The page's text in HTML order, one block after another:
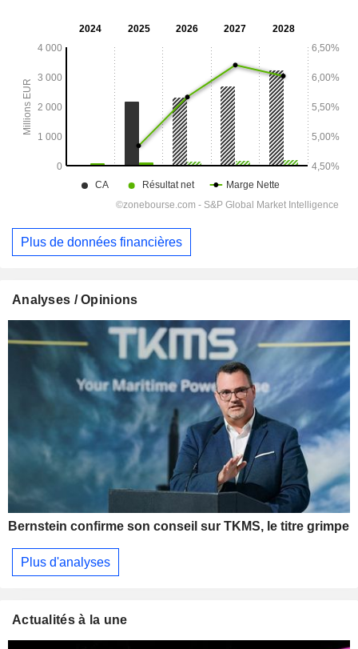
Plus de données financières
Analyses / Opinions
Bernstein confirme son conseil sur TKMS, le titre grimpe
Plus d'analyses
Actualités à la une